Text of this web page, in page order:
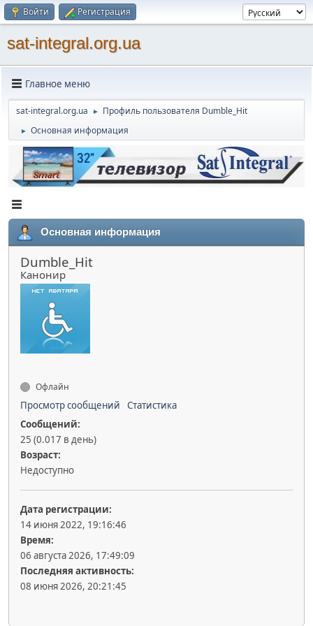
Войти Регистрация
sat-integral.org.ua
Главное меню
sat-integral.org.ua ► Профиль пользователя Dumble_Hit
► Основная информация
Основная информация
Dumble_Hit
Канонир
Офлайн
Просмотр сообщений
Статистика
Сообщений:
25 (0.017 в день)
Возраст:
Недоступно
Дата регистрации:
14 июня 2022, 19:16:46
Время:
06 августа 2026, 17:49:09
Последняя активность:
08 июня 2026, 20:21:45